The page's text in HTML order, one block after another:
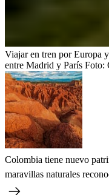
Viajar en tren por Europa
entre Madrid y París Foto:
Colombia tiene nuevo
maravillas naturales